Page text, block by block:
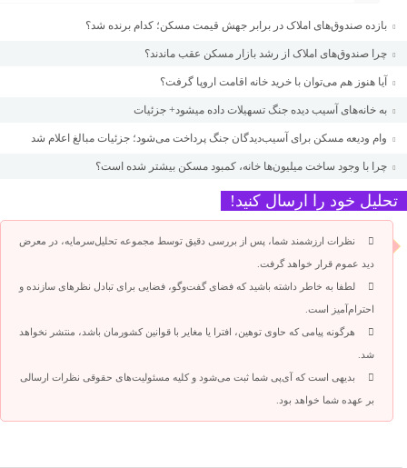
بازده صندوق‌های املاک در برابر جهش قیمت مسکن؛ کدام برنده شد؟
چرا صندوق‌های املاک از رشد بازار مسکن عقب ماندند؟
آیا هنوز هم می‌توان با خرید خانه اقامت اروپا گرفت؟
به خانه‌های آسیب دیده جنگ تسهیلات داده میشود+ جزئیات
وام ودیعه مسکن برای آسیب‌دیدگان جنگ پرداخت می‌شود؛ جزئیات مبالغ اعلام شد
چرا با وجود ساخت میلیون‌ها خانه، کمبود مسکن بیشتر شده است؟
تحلیل خود را ارسال کنید!
نظرات ارزشمند شما، پس از بررسی دقیق توسط مجموعه تحلیل‌سرمایه، در معرض
دید عموم قرار خواهد گرفت.
لطفا به خاطر داشته باشید که فضای گفت‌وگو، فضایی برای تبادل نظرهای سازنده و
احترام‌آمیز است.
هرگونه پیامی که حاوی توهین، افترا یا مغایر با قوانین کشورمان باشد، منتشر نخواهد
شد.
بدیهی است که آی‌پی شما ثبت می‌شود و کلیه مسئولیت‌های حقوقی نظرات ارسالی
بر عهده شما خواهد بود.